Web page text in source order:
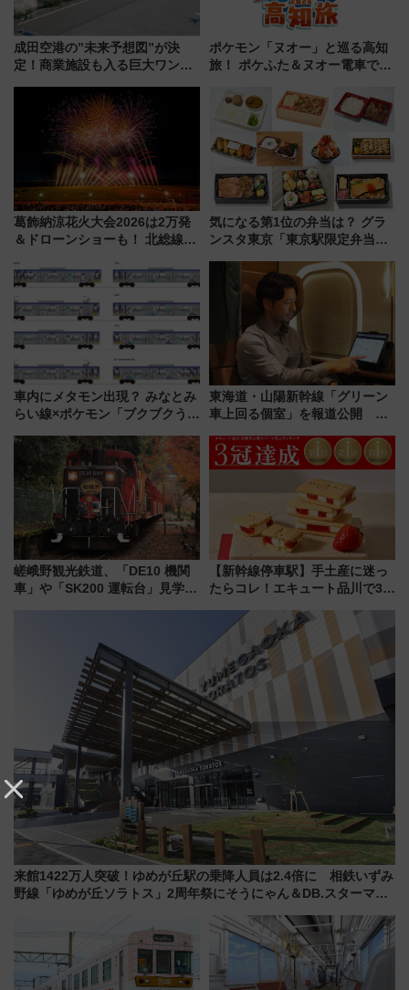
成田空港の”未来予想図”が決
定！商業施設も入る巨大ワンタ
で新型特急が品川･羽田とを結
ぶ！ JR空港駅は2面3線化！
ポケモン「ヌオー」と巡る高知
旅！ ポケふた＆ヌオー電車で楽
路の絶景と絶品グルメを満喫！
（7月18日スタート）
葛飾納涼花火大会2026は2万発
＆ドローンショーも！ 北総線を
車、観覧スポット情報と周辺観
光まとめ（7/28開催）
気になる第1位の弁当は？ グラ
ンスタ東京「東京駅限定弁当
車内にメタモン出現？ みなとみ
らい線×ポケモン「ブクブクうみ
行開始に！ この夏は直通列車で
横浜へ！
東海道・山陽新幹線「グリーン
車上回る個室」を報道公開 プ
嵯峨野観光鉄道、「DE10 機関
車」や「SK200 運転台」見学ツ
うかも 参加方法やスケジュール
【新幹線停車駅】手土産に迷っ
たらコレ！エキュート品川で3年
産スイーツとは？
来館1422万人突破！ゆめが丘駅の乗降人員は2.4倍に 相鉄いずみ
野線「ゆめが丘ソラトス」2周年祭にそうにゃん＆DB.スターマン